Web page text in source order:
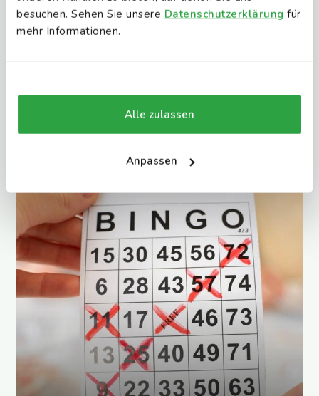
besuchen. Sehen Sie unsere Datenschutzerklärung für
mehr Informationen.
Alle zulassen
Anpassen